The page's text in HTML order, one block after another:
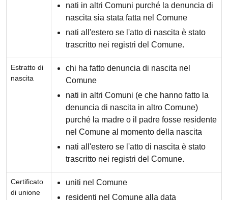
nati in altri Comuni purché la denuncia di
nascita sia stata fatta nel Comune
nati all'estero se l'atto di nascita è stato
trascritto nei registri del Comune.
Estratto di
nascita
chi ha fatto denuncia di nascita nel
Comune
nati in altri Comuni (e che hanno fatto la
denuncia di nascita in altro Comune)
purché la madre o il padre fosse residente
nel Comune al momento della nascita
nati all'estero se l'atto di nascita è stato
trascritto nei registri del Comune.
Certificato
di unione
uniti nel Comune
residenti nel Comune alla data